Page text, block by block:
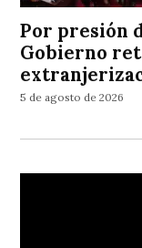
Por presión
Gobierno
5 de agosto de 2026